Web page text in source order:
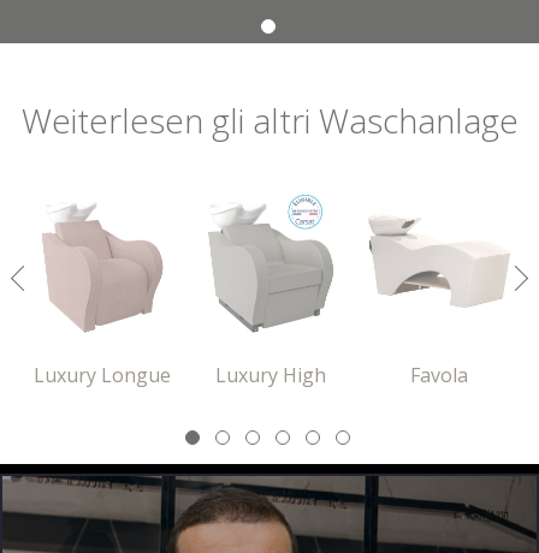
VERSENDEN
Weiterlesen gli altri Waschanlage
Luxury Longue Luxury High Favola